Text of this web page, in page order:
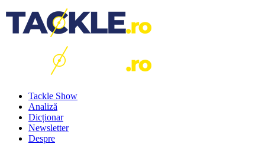
Tackle Show
Analiză
Dicționar
Newsletter
Despre